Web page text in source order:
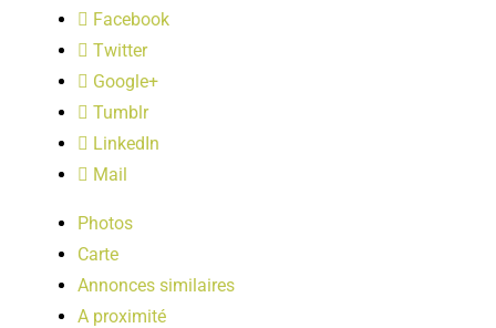
PRATIQUE
LOISIRS
PUBLICATIONS
Facebook
Twitter
Google+
Tumblr
LinkedIn
Mail
Photos
Carte
Annonces similaires
A proximité